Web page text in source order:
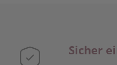
Sicher